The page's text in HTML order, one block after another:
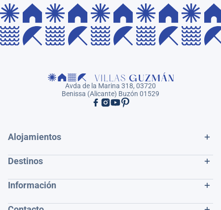
Avda de la Marina 318, 03720
Benissa (Alicante) Buzón 01529
Alojamientos
Destinos
Información